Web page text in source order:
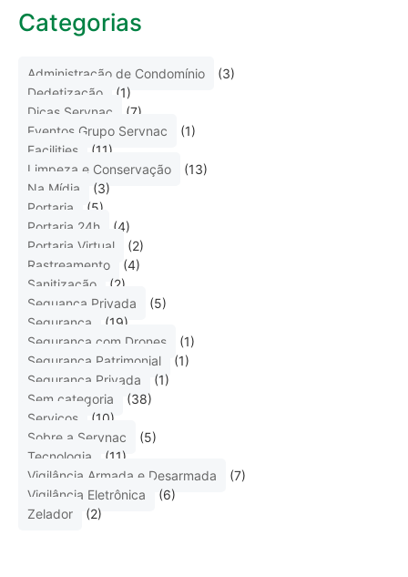
Categorias
Administração de Condomínio
(3)
Dedetização
(1)
Dicas Servnac
(7)
Eventos Grupo Servnac
(1)
Facilities
(11)
Limpeza e Conservação
(13)
Na Mídia
(3)
Portaria
(5)
Portaria 24h
(4)
Portaria Virtual
(2)
Rastreamento
(4)
Sanitização
(2)
Seguança Privada
(5)
Segurança
(19)
Segurança com Drones
(1)
Segurança Patrimonial
(1)
Segurança Privada
(1)
Sem categoria
(38)
Serviços
(10)
Sobre a Servnac
(5)
Tecnologia
(11)
Vigilância Armada e Desarmada
(7)
Vigilância Eletrônica
(6)
Zelador
(2)